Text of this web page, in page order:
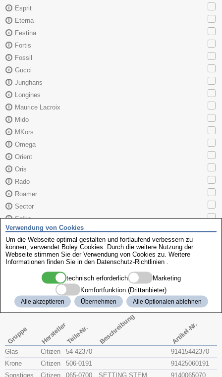
Esprit
Eterna
Festina
Fortis
Fossil
Gucci
Junghans
Longines
Maurice Lacroix
Mido
MKors
Omega
Orient
Oris
Rado
Roamer
Sector
Seiko
Skagen
TAG Heuer
Tissot
Citizen 4-020049
Gruppe HerstellerTeile-Nr. Beschreibung Artikel-Nr.
Glas Citizen 54-42370
91415442370
Krone
Citizen 506-0191
91425060191
Sonstiges
Citizen 065-0700 SETTING STEM
9140065070
Verwendung von Cookies
Um die Webseite optimal gestalten und fortlaufend verbessern zu
können, verwendet Boley Cookies. Durch die weitere Nutzung der
Webseite stimmen Sie der Verwendung von Cookies zu. Weitere
Informationen finden Sie in den Datenschutz-Richtlinien
technisch erforderlich
Marketing
Komfortfunktion (Drittanbieter)
Alle akzeptieren Übernehmen Alle Optionalen ablehnen